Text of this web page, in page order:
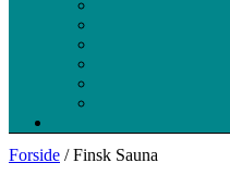
Forside / Finsk Sauna